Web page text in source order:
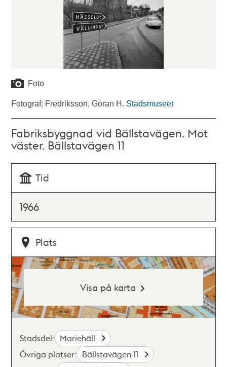
Foto
Fotograf: Fredriksson, Göran H. Stadsmuseet
Fabriksbyggnad vid Bällstavägen. Mot
väster. Bällstavägen 11
Tid
1966
Plats
Visa på karta
Stadsdel: Mariehäll
Övriga platser: Bällstavägen 11